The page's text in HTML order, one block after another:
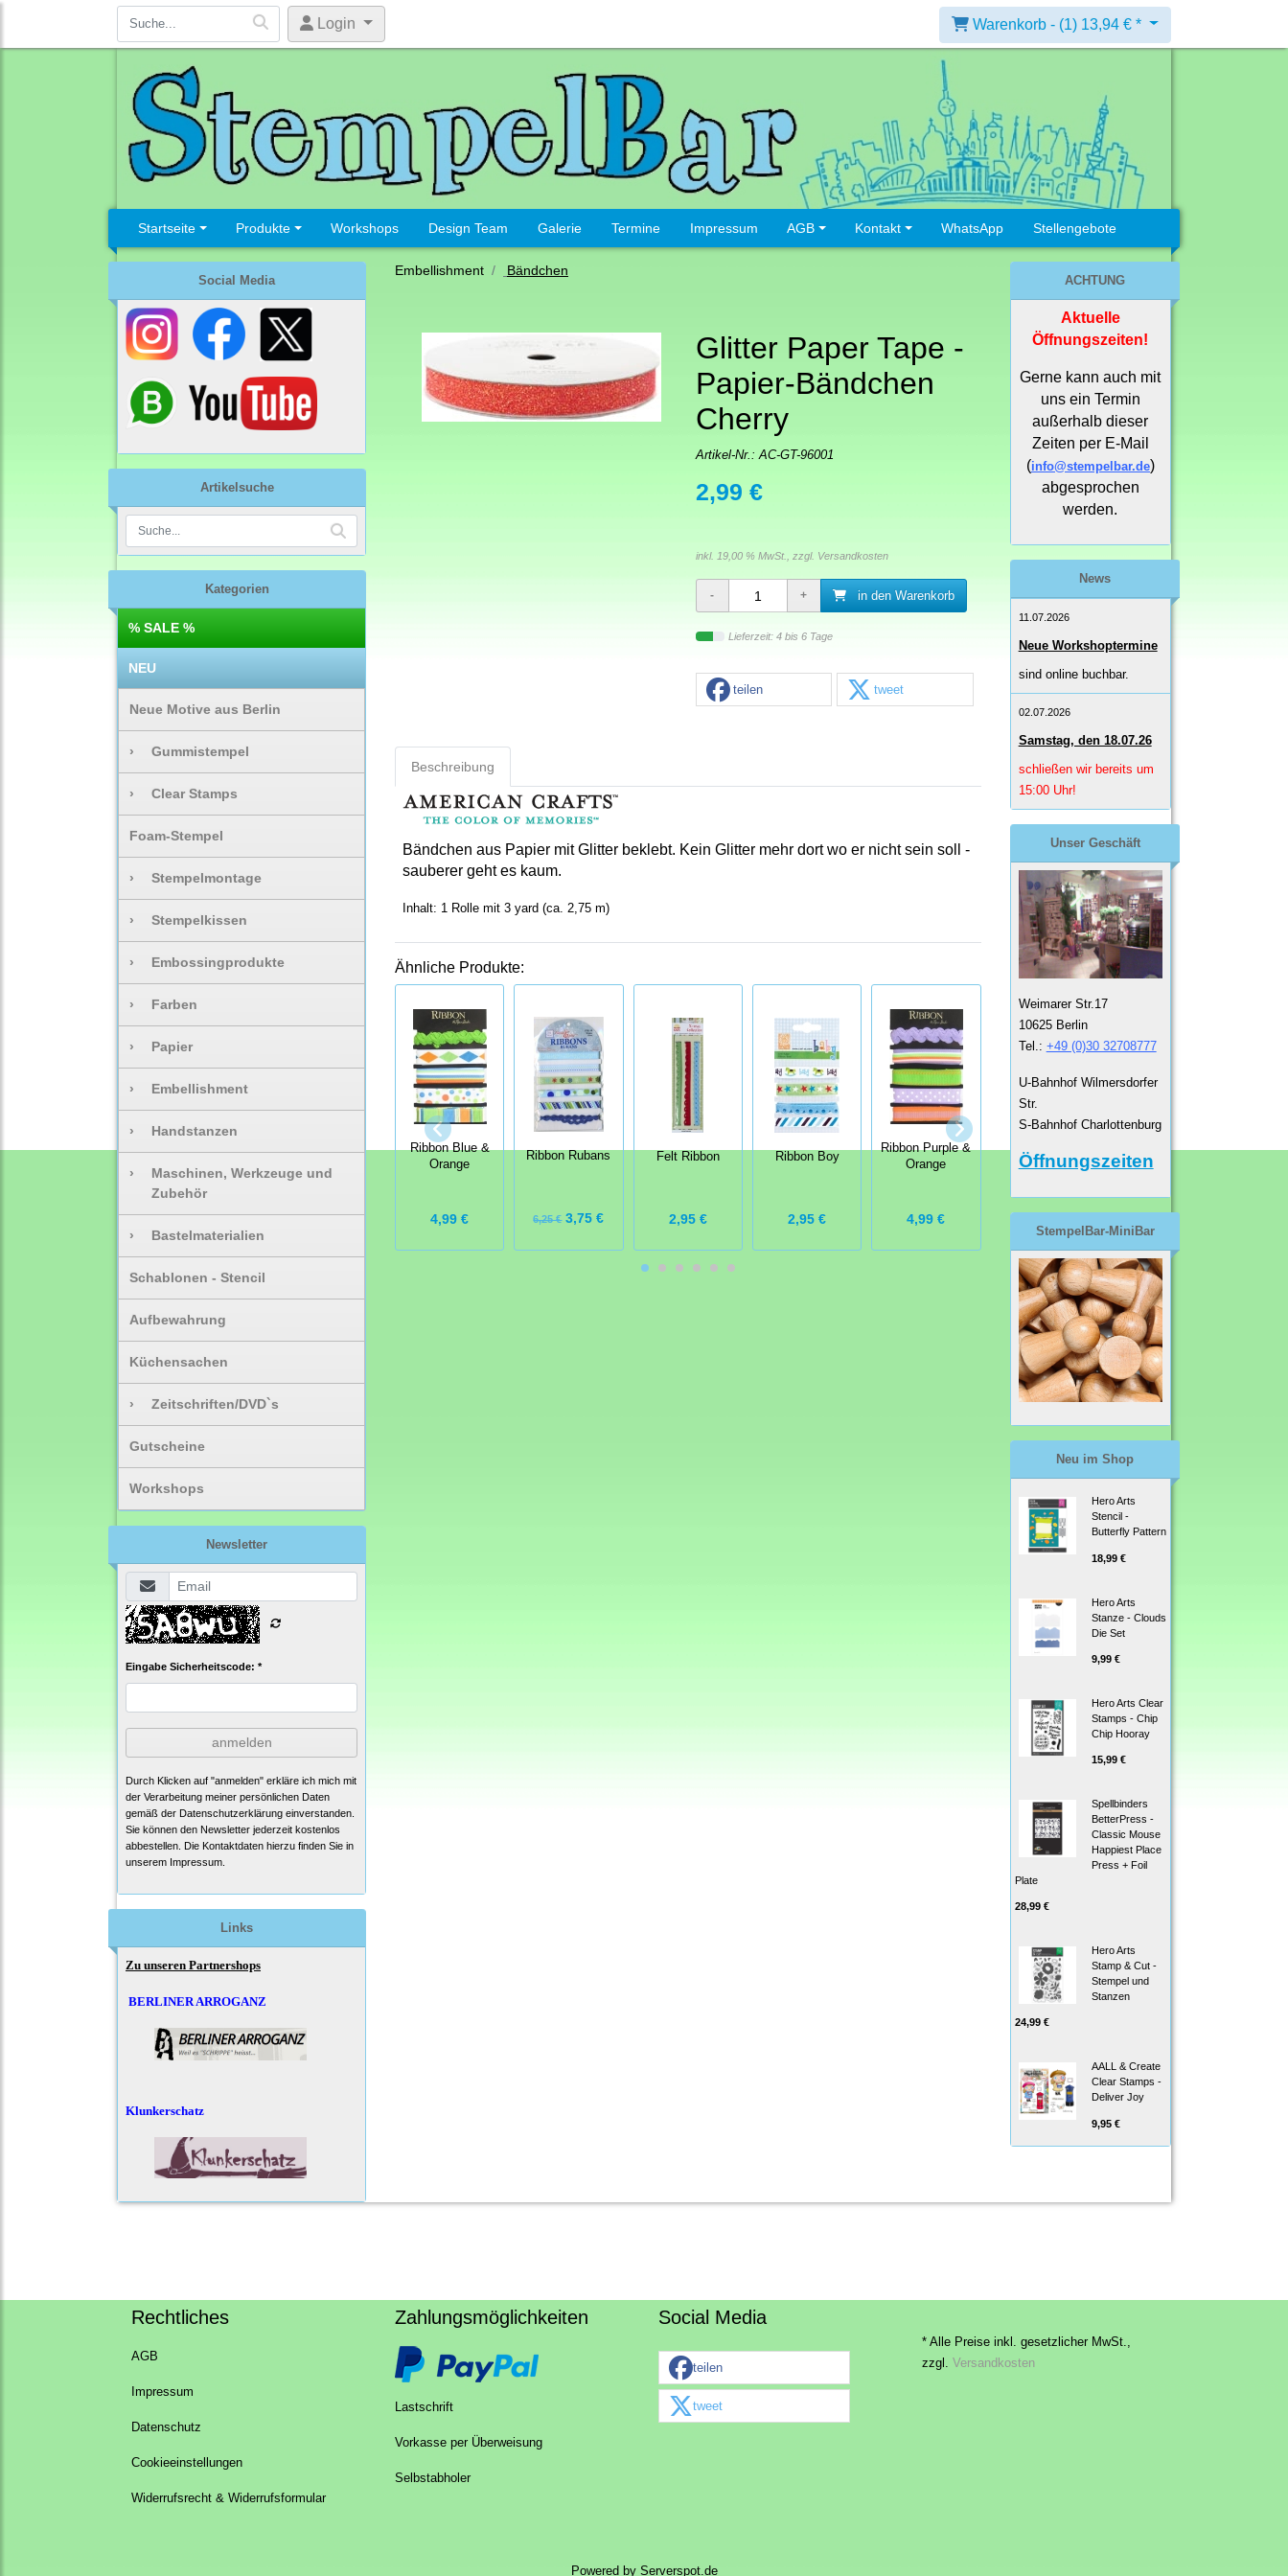
Login Warenkorb - (1) 13,94 € *
Startseite Produkte Workshops Design Team Galerie Termine Impressum AGB Kontakt WhatsApp Stellengebote
Social Media
Artikelsuche
Kategorien
% SALE %
NEU
Neue Motive aus Berlin
› Gummistempel
› Clear Stamps
Foam-Stempel
› Stempelmontage
› Stempelkissen
› Embossingprodukte
› Farben
› Papier
› Embellishment
› Handstanzen
›
Maschinen, Werkzeuge und
Zubehör
› Bastelmaterialien
Schablonen - Stencil
Aufbewahrung
Küchensachen
› Zeitschriften/DVD`s
Gutscheine
Workshops
Newsletter
Eingabe Sicherheitscode: *
anmelden
Durch Klicken auf "anmelden" erkläre ich mich mit
der Verarbeitung meiner persönlichen Daten
gemäß der Datenschutzerklärung einverstanden.
Sie können den Newsletter jederzeit kostenlos
abbestellen. Die Kontaktdaten hierzu finden Sie in
unserem Impressum.
Links
Zu unseren Partnershops
BERLINER ARROGANZ
Klunkerschatz
Embellishment Bändchen
Glitter Paper Tape -
Papier-Bändchen
Cherry
Artikel-Nr.:AC-GT-96001
2,99 €
inkl. 19,00 % MwSt., zzgl. Versandkosten
in den Warenkorb
Lieferzeit: 4 bis 6 Tage
teilen tweet
Beschreibung
Bändchen aus Papier mit Glitter beklebt. Kein Glitter mehr dort wo er nicht sein soll -
sauberer geht es kaum.
Inhalt: 1 Rolle mit 3 yard (ca. 2,75 m)
Ähnliche Produkte:
Ribbon Blue &
Orange
4,99 €
Ribbon Rubans
6,25 €3,75 €
Felt Ribbon
2,95 €
Ribbon Boy
2,95 €
Ribbon Purple &
Orange
4,99 €
ribbons
schwarz/weiß
SEW Ribbon
Orange
4,99 €
ACHTUNG
Aktuelle
Öffnungszeiten!
Gerne kann auch mit
uns ein Termin
außerhalb dieser
Zeiten per E-Mail
(info@stempelbar.de)
abgesprochen
werden.
News
11.07.2026
Neue Workshoptermine
sind online buchbar.
02.07.2026
Samstag, den 18.07.26
schließen wir bereits um
15:00 Uhr!
Unser Geschäft
Weimarer Str.17
10625 Berlin
Tel.: +49 (0)30 32708777
U-Bahnhof Wilmersdorfer
Str.
S-Bahnhof Charlottenburg
Öffnungszeiten
StempelBar-MiniBar
Neu im Shop
Hero Arts
Stencil -
Butterfly Pattern
18,99 €
Hero Arts
Stanze - Clouds
Die Set
9,99 €
Hero Arts Clear
Stamps - Chip
Chip Hooray
15,99 €
Spellbinders
BetterPress -
Classic Mouse
Happiest Place
Press + Foil
Plate
28,99 €
Hero Arts
Stamp & Cut -
Stempel und
Stanzen
24,99 €
AALL & Create
Clear Stamps -
Deliver Joy
9,95 €
Rechtliches
AGB
Impressum
Datenschutz
Cookieeinstellungen
Widerrufsrecht & Widerrufsformular
Zahlungsmöglichkeiten
Lastschrift
Vorkasse per Überweisung
Selbstabholer
Social Media
teilen
tweet
* Alle Preise inkl. gesetzlicher MwSt.,
zzgl. Versandkosten
Powered by Serverspot.de